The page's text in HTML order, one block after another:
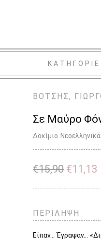
ΒΟΤΣΗΣ,
Σε Μαύρο
Δοκίμιο
€15,90 €11,13
ΠΕΡΙΛΗΨΗ
Είπαν… Έγραψαν…